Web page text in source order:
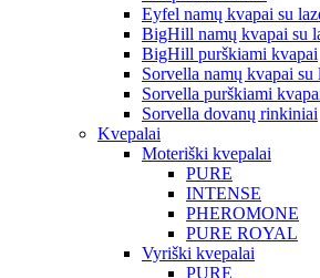
Eyfel namų kvapai su
BigHill namų kvapai su
BigHill purškiami kvapai
Sorvella namų kvapai su
Sorvella purškiami
Sorvella dovanų rinkiniai
Kvepalai
Moteriški kvepalai
PURE
INTENSE
PHEROMONE
PURE ROYAL
Vyriški kvepalai
PURE